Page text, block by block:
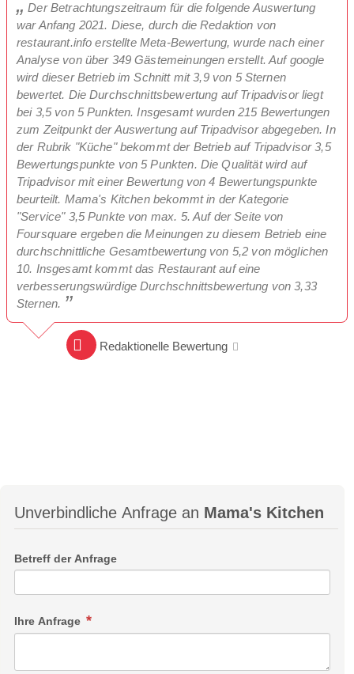
Der Betrachtungszeitraum für die folgende Auswertung
war Anfang 2021. Diese, durch die Redaktion von
restaurant.info erstellte Meta-Bewertung, wurde nach einer
Analyse von über 349 Gästemeinungen erstellt. Auf google
wird dieser Betrieb im Schnitt mit 3,9 von 5 Sternen
bewertet. Die Durchschnittsbewertung auf Tripadvisor liegt
bei 3,5 von 5 Punkten. Insgesamt wurden 215 Bewertungen
zum Zeitpunkt der Auswertung auf Tripadvisor abgegeben. In
der Rubrik "Küche" bekommt der Betrieb auf Tripadvisor 3,5
Bewertungspunkte von 5 Punkten. Die Qualität wird auf
Tripadvisor mit einer Bewertung von 4 Bewertungspunkte
beurteilt. Mama's Kitchen bekommt in der Kategorie
"Service" 3,5 Punkte von max. 5. Auf der Seite von
Foursquare ergeben die Meinungen zu diesem Betrieb eine
durchschnittliche Gesamtbewertung von 5,2 von möglichen
10. Insgesamt kommt das Restaurant auf eine
verbesserungswürdige Durchschnittsbewertung von 3,33
Sternen.
Redaktionelle Bewertung
Unverbindliche Anfrage an Mama's Kitchen
Betreff der Anfrage
Ihre Anfrage